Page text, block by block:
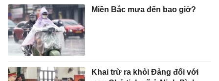
Miền Bắc mưa đến bao giờ?
Khai trừ ra khỏi Đảng đối với